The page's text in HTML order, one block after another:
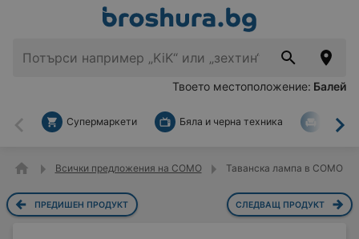
Твоето местоположение: Балей
Назад
Супермаркети Бяла и черна техника За
Всички предложения на COMO Таванска лампа в COMO
ПРЕДИШЕН ПРОДУКТ СЛЕДВАЩ ПРОДУКТ